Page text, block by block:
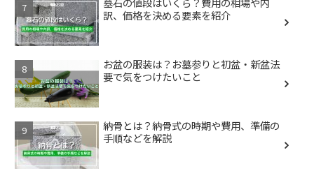
訳、価格を決める要素を紹介
お盆の服装は？お墓参りと初盆・新盆法
要で気をつけたいこと
納骨とは？納骨式の時期や費用、準備の
手順などを解説